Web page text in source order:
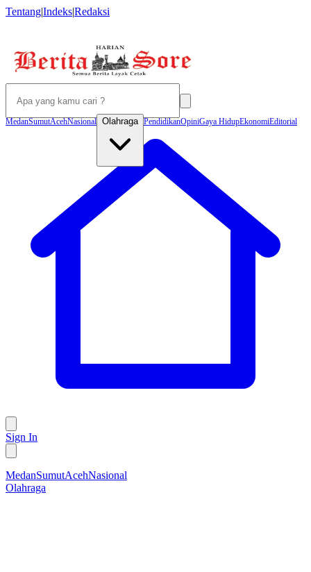
Tentang|Indeks|Redaksi
MedanSumutAcehNasional Olahraga PendidikanOpiniGaya HidupEkonomiEditorial
Sign In
MedanSumutAcehNasional
Olahraga